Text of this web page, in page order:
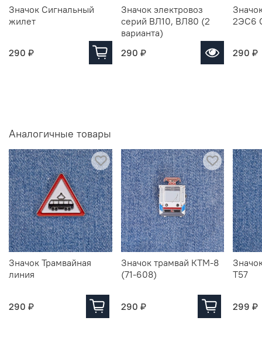
Значок Сигнальный
жилет
290 ₽
Значок электровоз
серий ВЛ10, ВЛ80 (2
варианта)
290 ₽
2ЭС6
290 ₽
Аналогичные товары
Значок Трамвайная
линия
290 ₽
Значок трамвай КТМ-8
(71-608)
290 ₽
Т57
299 ₽